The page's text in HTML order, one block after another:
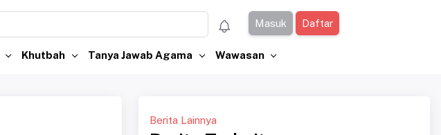
Masuk Daftar
Khutbah Tanya Jawab Agama Wawasan
Berita Lainnya